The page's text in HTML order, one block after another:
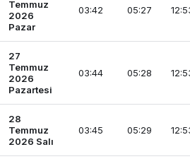
Temmuz
2026
Pazar
03:42 05:27
27
Temmuz
2026
Pazartesi
03:44 05:28
28
Temmuz
2026 Salı
03:45 05:29